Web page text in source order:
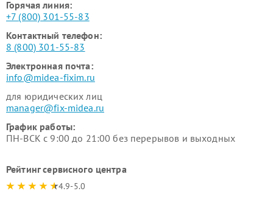
Горячая линия:
+7 (800) 301-55-83
Контактный телефон:
8 (800) 301-55-83
Электронная почта:
info@midea-fixim.ru
для юридических лиц
manager@fix-midea.ru
График работы:
ПН-ВСК с 9:00 до 21:00 без перерывов и выходных
Рейтинг сервисного центра
4.9-5.0